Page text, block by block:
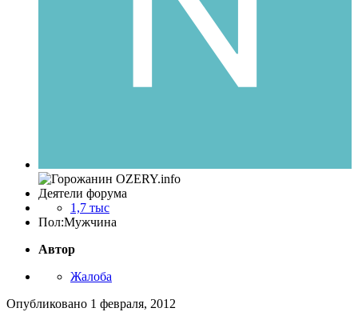
Деятели форума
1,7 тыс
Пол:Мужчина
Автор
Жалоба
Опубликовано 1 февраля, 2012